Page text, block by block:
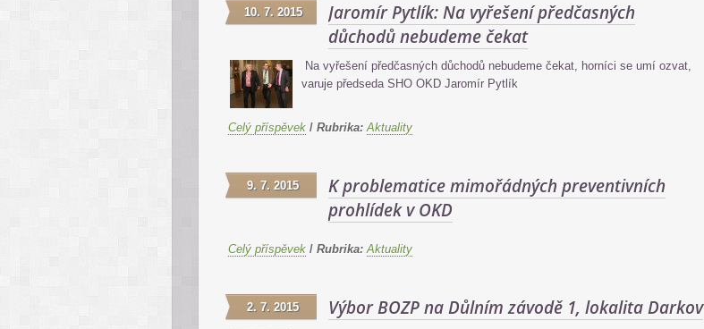
Jaromír Pytlík: Na vyřešení předčasných
důchodů nebudeme čekat
10. 7. 2015
Na vyřešení předčasných důchodů nebudeme čekat, horníci se umí ozvat,
varuje předseda SHO OKD Jaromír Pytlík
Celý příspěvek / Rubrika: Aktuality
K problematice mimořádných preventivních
prohlídek v OKD
9. 7. 2015
Celý příspěvek / Rubrika: Aktuality
Výbor BOZP na Důlním závodě 1, lokalita Darkov
2. 7. 2015